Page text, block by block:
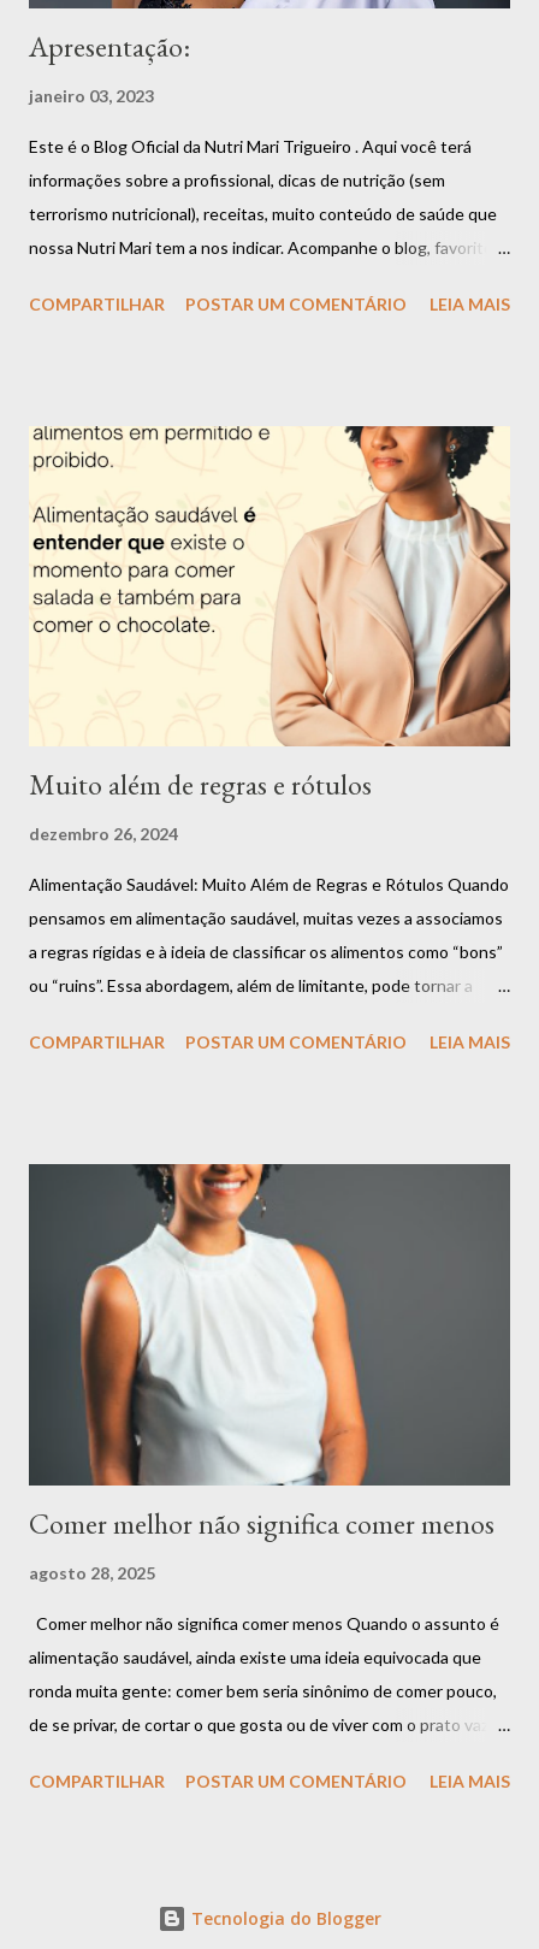
Apresentação:
janeiro 03, 2023
Este é o Blog Oficial da Nutri Mari Trigueiro . Aqui você terá
informações sobre a profissional, dicas de nutrição (sem
terrorismo nutricional), receitas, muito conteúdo de saúde que
nossa Nutri Mari tem a nos indicar. Acompanhe o blog, favorite,
uma boa alimentação é garantia de saúde e longevidade.
anos e desde os 16 anos eu escolhi essa profissão por ver o
impacto que uma má alimentação causa na saúde e querer
descobrir uma forma de mudar essa situação e assim ajudar as
pessoas. Apesar de ter muitas outras paixões, como citei
anteriormente, eu nunca consegui me enxergar fazendo outra
coisa. Fui uma criança acima do peso e desde nova senti o peso
dos padrões de beleza impostos pela sociedade. O ano de 2022
COMPARTILHAR POSTAR UM COMENTÁRIO LEIA MAIS
Muito além de regras e rótulos
dezembro 26, 2024
Alimentação Saudável: Muito Além de Regras e Rótulos Quando
pensamos em alimentação saudável, muitas vezes a associamos
a regras rígidas e à ideia de classificar os alimentos como “bons”
ou “ruins”. Essa abordagem, além de limitante, pode tornar a
que uma alimentação equilibrada vai muito além dessas
podem ter espaço na sua rotina. Há o momento de apreciar uma
refeição rica em nutrientes, como uma salada colorida e cheia de
sabor. E também há o momento de saborear aquele doce que
você tanto gosta ou um prato especial que traz conforto e boas
memórias. Esses momentos não só são normais, mas também
essenciais para uma relação leve com a comida. O segredo não
está em criar proibições, mas em encontrar o equilíbrio.
Alimentar-se bem é sobre compreender que ...
COMPARTILHAR POSTAR UM COMENTÁRIO LEIA MAIS
Comer melhor não significa comer menos
agosto 28, 2025
Comer melhor não significa comer menos Quando o assunto é
alimentação saudável, ainda existe uma ideia equivocada que
ronda muita gente: comer bem seria sinônimo de comer pouco,
de se privar, de cortar o que gosta ou de viver com o prato vazio.
resposta é: não. Comer melhor não significa comer menos.
bem” a restrições rígidas. Quantas vezes você já ouviu frases
COMPARTILHAR POSTAR UM COMENTÁRIO LEIA MAIS
Tecnologia do Blogger